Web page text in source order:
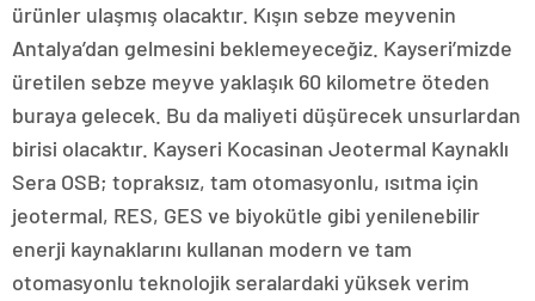
ürünler ulaşmış olacaktır. Kışın sebze meyvenin
Antalya’dan gelmesini beklemeyeceğiz. Kayseri’mizde
üretilen sebze meyve yaklaşık 60 kilometre öteden
buraya gelecek. Bu da maliyeti düşürecek unsurlardan
birisi olacaktır. Kayseri Kocasinan Jeotermal Kaynaklı
Sera OSB; topraksız, tam otomasyonlu, ısıtma için
jeotermal, RES, GES ve biyokütle gibi yenilenebilir
enerji kaynaklarını kullanan modern ve tam
otomasyonlu teknolojik seralardaki yüksek verim